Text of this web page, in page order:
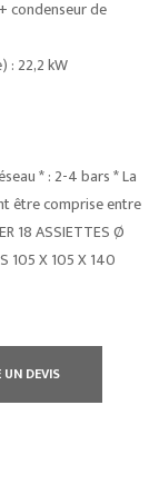
condenseur de
: 22,2 kW
* : 2-4 bars * La
être comprise entre
18 ASSIETTES Ø
105 X 105 X 140
UN DEVIS